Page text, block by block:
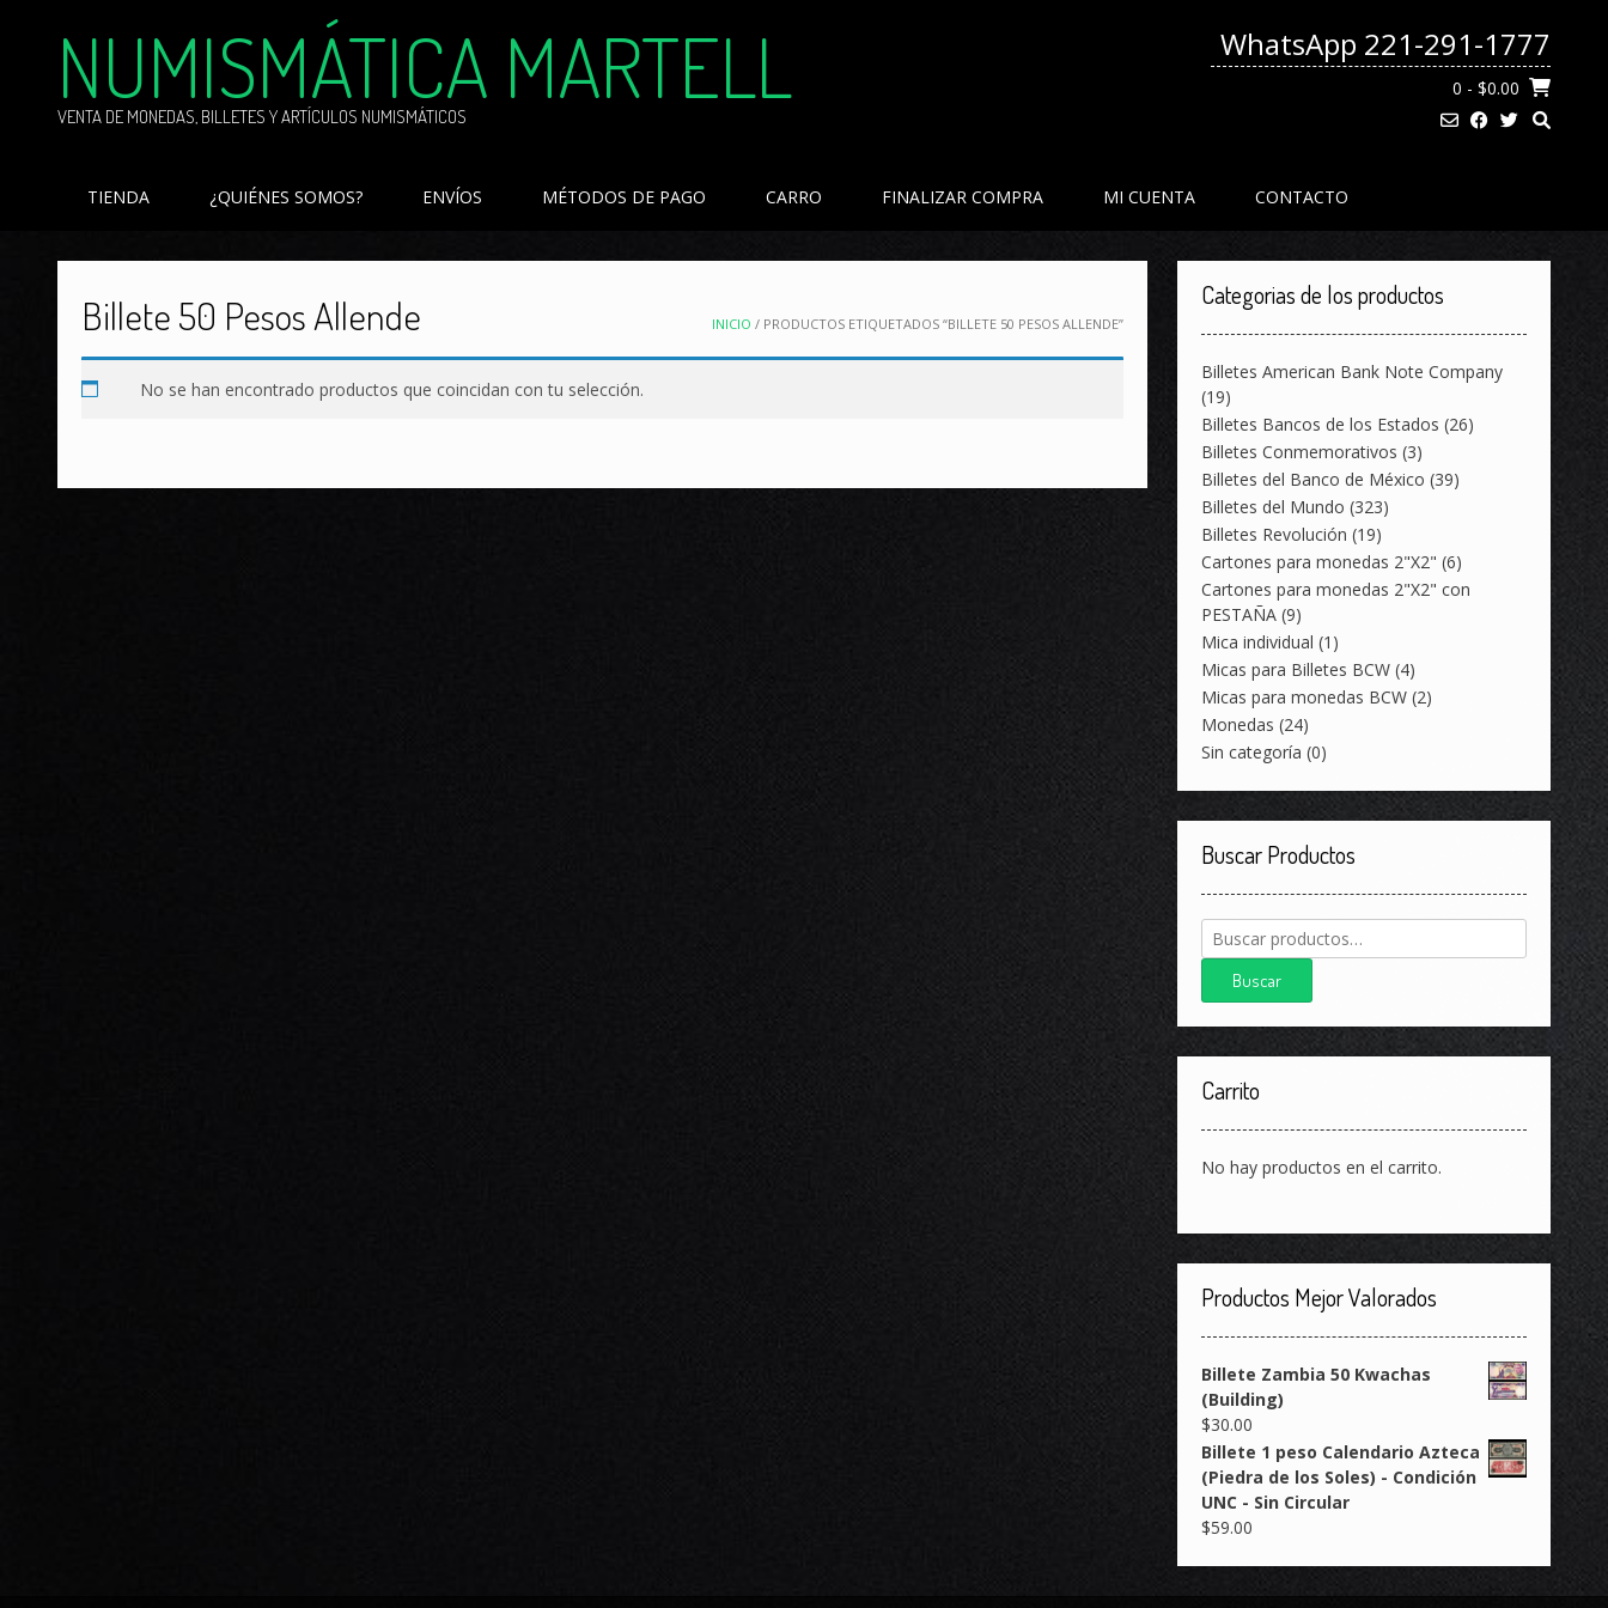
NUMISMÁTICA MARTELL
VENTA DE MONEDAS, BILLETES Y ARTÍCULOS NUMISMÁTICOS
WhatsApp 221-291-1777
0 - $0.00
TIENDA ¿QUIÉNES SOMOS? ENVÍOS MÉTODOS DE PAGO CARRO FINALIZAR COMPRA MI CUENTA CONTACTO
INICIO / PRODUCTOS ETIQUETADOS “BILLETE 50 PESOS ALLENDE”
Billete 50 Pesos Allende
No se han encontrado productos que coincidan con tu selección.
Categorias de los productos
Billetes American Bank Note Company
(19)
Billetes Bancos de los Estados (26)
Billetes Conmemorativos (3)
Billetes del Banco de México (39)
Billetes del Mundo (323)
Billetes Revolución (19)
Cartones para monedas 2"X2" (6)
Cartones para monedas 2"X2" con
PESTAÑA (9)
Mica individual (1)
Micas para Billetes BCW (4)
Micas para monedas BCW (2)
Monedas (24)
Sin categoría (0)
Buscar Productos
Buscar
por:
Buscar
Carrito
No hay productos en el carrito.
Productos Mejor Valorados
Billete Zambia 50 Kwachas
(Building)
$30.00
Billete 1 peso Calendario Azteca
(Piedra de los Soles) - Condición
UNC - Sin Circular
$59.00